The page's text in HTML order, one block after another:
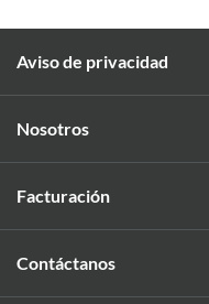
Aviso de privacidad
Nosotros
Facturación
Contáctanos